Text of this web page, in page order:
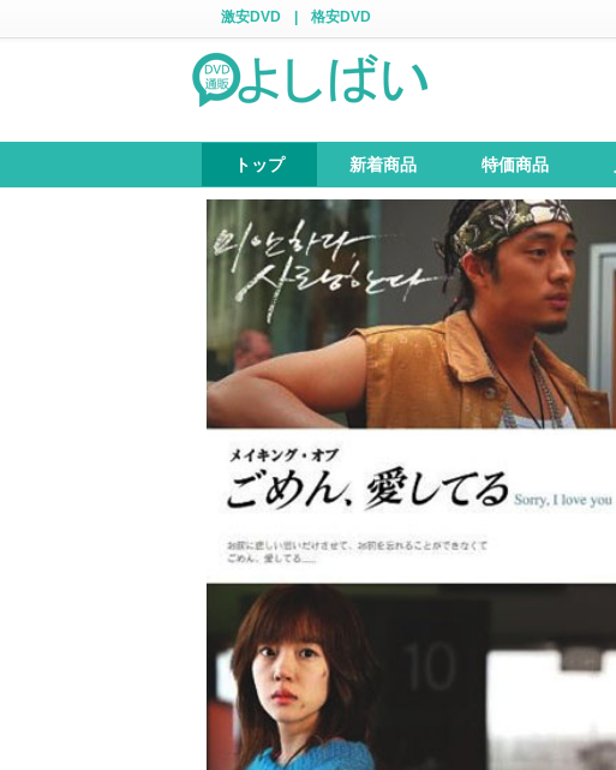
激安DVD 格安DVD
トップ 新着商品 特価商品